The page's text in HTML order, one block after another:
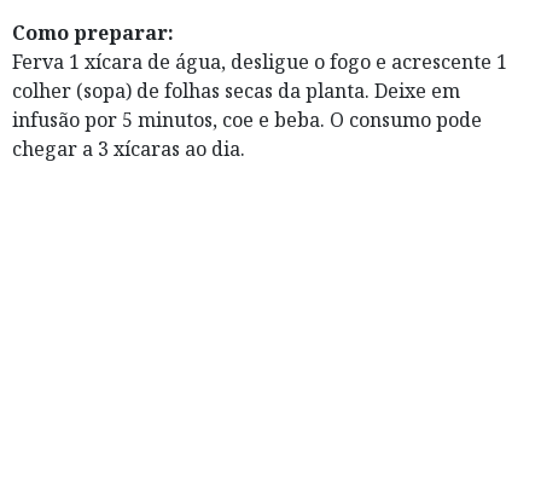
Como preparar:
Ferva 1 xícara de água, desligue o fogo e acrescente 1
colher (sopa) de folhas secas da planta. Deixe em
infusão por 5 minutos, coe e beba. O consumo pode
chegar a 3 xícaras ao dia.